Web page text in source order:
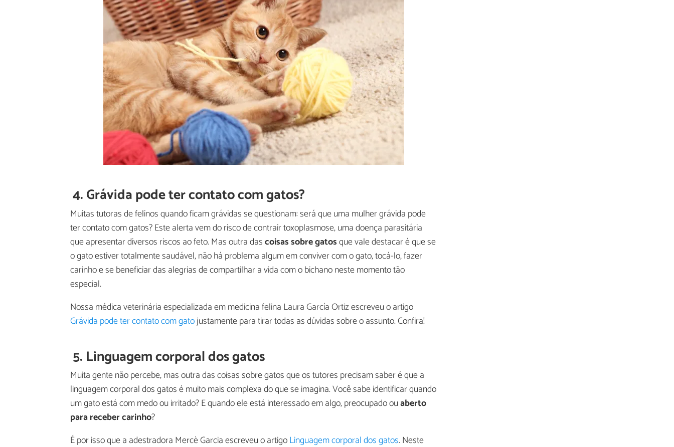
4. Grávida pode ter contato com gatos?
Muitas tutoras de felinos quando ficam grávidas se questionam: será que uma mulher grávida pode
ter contato com gatos? Este alerta vem do risco de contrair toxoplasmose, uma doença parasitária
que apresentar diversos riscos ao feto. Mas outra dascoisas sobre gatosque vale destacar é que se
o gato estiver totalmente saudável, não há problema algum em conviver com o gato, tocá-lo, fazer
carinho e se beneficiar das alegrias de compartilhar a vida com o bichano neste momento tão
especial.
Nossa médica veterinária especializada em medicina felina Laura García Ortiz escreveu o artigo
Grávida pode ter contato com gatojustamente para tirar todas as dúvidas sobre o assunto. Confira!
5. Linguagem corporal dos gatos
Muita gente não percebe, mas outra das coisas sobre gatos que os tutores precisam saber é que a
linguagem corporal dos gatos é muito mais complexa do que se imagina. Você sabe identificar quando
um gato está com medo ou irritado? E quando ele está interessado em algo, preocupado ouaberto
para receber carinho?
É por isso que a adestradora Mercè Garcia escreveu o artigoLinguagem corporal dos gatos. Neste